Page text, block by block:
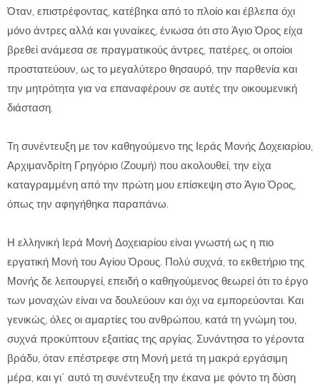
Όταν, επιστρέφοντας, κατέβηκα από το πλοίο και έβλεπα όχι
μόνο άντρες αλλά και γυναίκες, ένιωσα ότι στο Άγιο Όρος είχα
βρεθεί ανάμεσα σε πραγματικούς άντρες, πατέρες, οι οποίοι
προστατεύουν, ως το μεγαλύτερο θησαυρό, την παρθενία και
την μητρότητα για να επαναφέρουν σε αυτές την οικουμενική
διάσταση.
Τη συνέντευξη με τον καθηγούμενο της Ιεράς Μονής Δοχειαρίου,
Αρχιμανδρίτη Γρηγόριο (Ζουμή) που ακολουθεί, την είχα
καταγραμμένη από την πρώτη μου επίσκεψη στο Άγιο Όρος,
όπως την αφηγήθηκα παραπάνω.
Η ελληνική Ιερά Μονή Δοχειαρίου είναι γνωστή ως η πιο
εργατική Μονή του Αγίου Όρους. Πολύ συχνά, το εκθετήριο της
Μονής δε λειτουργεί, επειδή ο καθηγούμενος θεωρεί ότι το έργο
των μοναχών είναι να δουλεύουν και όχι να εμπορεύονται. Και
γενικώς, όλες οι αμαρτίες του ανθρώπου, κατά τη γνώμη του,
συχνά προκύπτουν εξαιτίας της αργίας. Συνάντησα το γέροντα
βράδυ, όταν επέστρεφε στη Μονή μετά τη μακρά εργάσιμη
μέρα, και γι΄ αυτό τη συνέντευξη την έκανα με φόντο τη δύση